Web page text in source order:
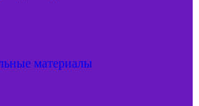
материалы